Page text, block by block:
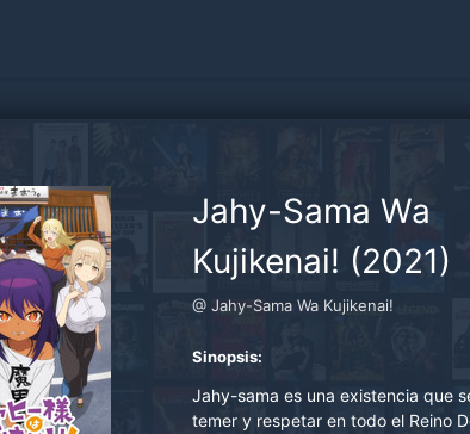
Jahy-Sama Wa
Kujikenai! (2021)
@ Jahy-Sama Wa Kujikenai!
Sinopsis:
Jahy-sama es una existencia que
temer y respetar en todo el Reino